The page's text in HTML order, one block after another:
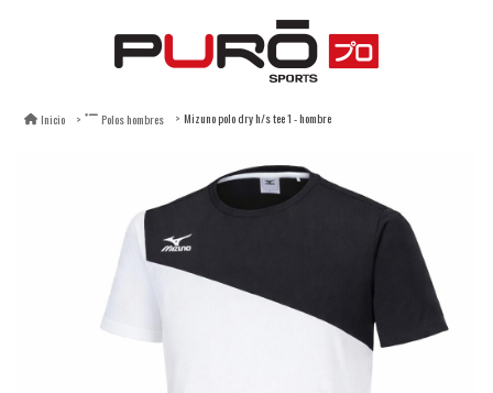
Inicio Polos hombres Mizuno polo dry h/s tee 1 - hombre